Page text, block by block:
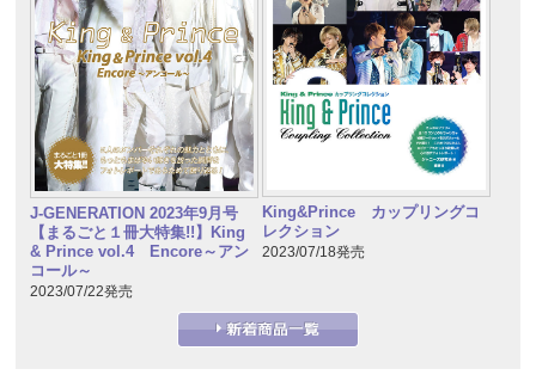
J-GENERATION 2023年9月号
【まるごと１冊大特集!!】King
& Prince vol.4 Encore～アン
コール～
2023/07/22発売
King&Prince カップリングコ
レクション
2023/07/18発売